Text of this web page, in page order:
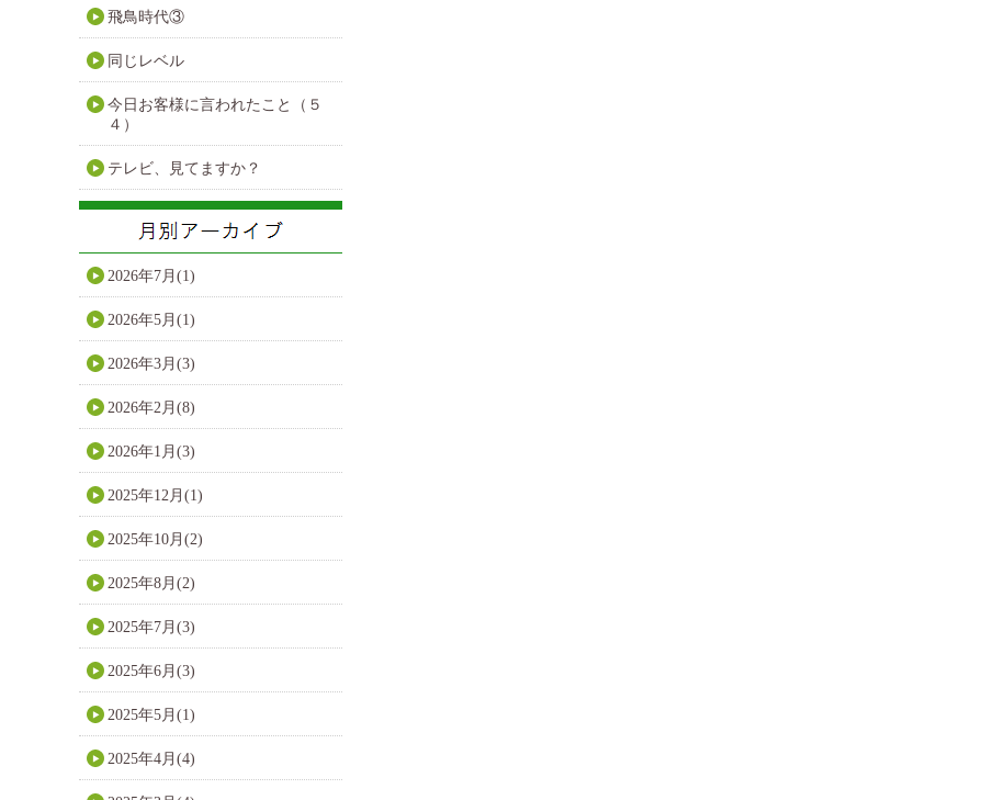
飛鳥時代③
同じレベル
今日お客様に言われたこと（５
４）
テレビ、見てますか？
2026年7月(1)
2026年5月(1)
2026年3月(3)
2026年2月(8)
2026年1月(3)
2025年12月(1)
2025年10月(2)
2025年8月(2)
2025年7月(3)
2025年6月(3)
2025年5月(1)
2025年4月(4)